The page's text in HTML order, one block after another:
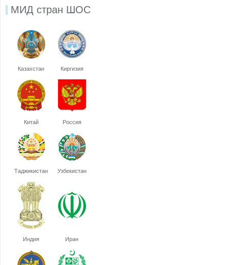
МИД стран ШОС
Казахстан Киргизия
Китай Россия
Таджикистан Узбекистан
Индия Иран